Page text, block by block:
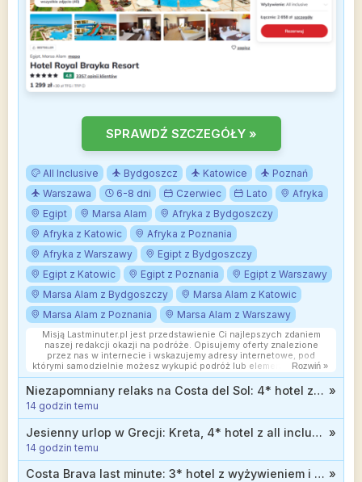
SPRAWDŹ SZCZEGÓŁY »
All Inclusive Bydgoszcz Katowice
Poznań
Warszawa
6-8 dni Czerwiec Lato
Afryka
Egipt
Marsa Alam
Afryka z Bydgoszczy
Afryka z Katowic
Afryka z Poznania
Afryka z Warszawy
Egipt z Bydgoszczy
Egipt z Katowic
Egipt z Poznania
Egipt z Warszawy
Marsa Alam z Bydgoszczy
Marsa Alam z Katowic
Marsa Alam z Poznania
Marsa Alam z Warszawy
Misją Lastminuter.pl jest przedstawienie Ci najlepszych zdaniem
naszej redakcji okazji na podróże. Opisujemy oferty znalezione
przez nas w internecie i wskazujemy adresy internetowe, pod
którymi samodzielnie możesz wykupić podróż lub elementy podróży.
Ceny w artykułach są aktualne w chwili publikacji. Możemy
otrzymywać wynagrodzenie od partnerów handlowych, do których
Cię przekierowujemy. Nie ma to wpływu na cenę Twojej wycieczki.
Rozwiń »
Niezapomniany relaks na Costa del Sol: 4* hotel z wyżywieniem od 2399 zł »
14 godzin temu
Jesienny urlop w Grecji: Kreta, 4* hotel z all inclusive blisko plaży od 1819 zł »
14 godzin temu
Costa Brava last minute: 3* hotel z wyżywieniem i basenem infinity na dachu za 2328 zł »